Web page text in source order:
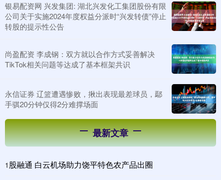
银易配资网 兴发集团: 湖北兴发化工集团股份有限
公司关于实施2024年度权益分派时“兴发转债”停止
转股的提示性公告
尚盈配资 李成钢：双方就以合作方式妥善解决
TikTok相关问题等达成了基本框架共识
永信证券 辽篮遭遇惨败，揪出表现最差球员，鄢
手骐20分钟仅得2分难撑场面
最新文章
1 股融通 白云机场助力饶平特色农产品出圈